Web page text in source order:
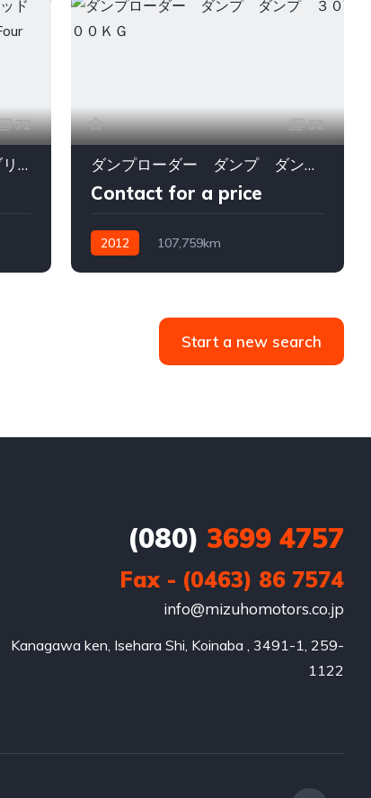
72
トヨタ ヴェルファイア ハイブリッド 2.5 エグゼクティブ ラウンジ Z E-Four 4WD ワンオーナー
52
ダンプローダー ダンプ ダンプ ３０００ＫＧ
Contact for a price
2012
107,759km
Start a new search
(080) 3699 4757
Fax - (0463) 86 7574
info@mizuhomotors.co.jp
Kanagawa ken, Isehara Shi, Koinaba , 3491-1, 259-